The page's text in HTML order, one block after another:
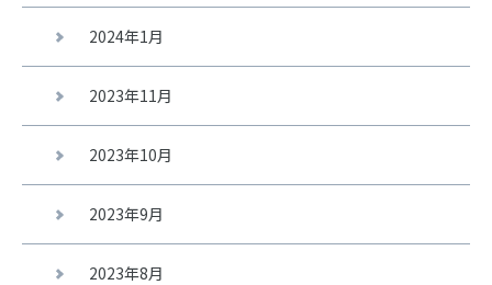
2024年1月
2023年11月
2023年10月
2023年9月
2023年8月